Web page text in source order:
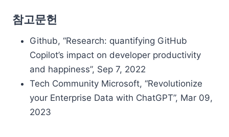
참고문헌
Github, “Research: quantifying GitHub
Copilot’s impact on developer productivity
and happiness”, Sep 7, 2022
Tech Community Microsoft, “Revolutionize
your Enterprise Data with ChatGPT”, Mar 09,
2023